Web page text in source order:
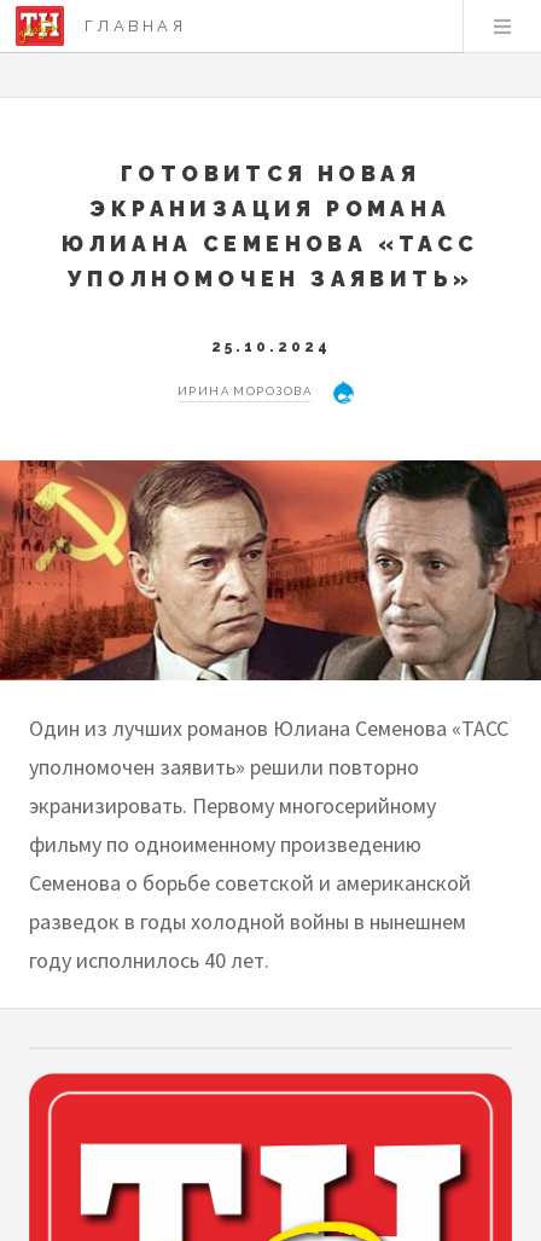
ГЛАВНАЯ
ГОТОВИТСЯ НОВАЯ
ЭКРАНИЗАЦИЯ РОМАНА
ЮЛИАНА СЕМЕНОВА «ТАСС
УПОЛНОМОЧЕН ЗАЯВИТЬ»
25.10.2024
ИРИНА МОРОЗОВА
Один из лучших романов Юлиана Семенова «ТАСС
уполномочен заявить» решили повторно
экранизировать. Первому многосерийному
фильму по одноименному произведению
Семенова о борьбе советской и американской
разведок в годы холодной войны в нынешнем
году исполнилось 40 лет.